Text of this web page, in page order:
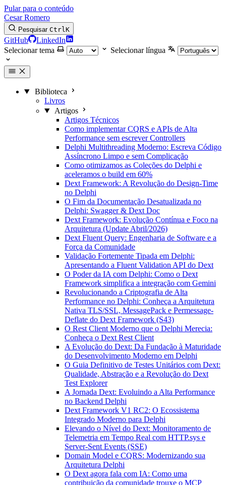
Pular para o conteúdo
Cesar Romero
Pesquisar CtrlK
GitHub
LinkedIn
Selecionar tema
Selecionar língua
Biblioteca
Livros
Artigos
Artigos Técnicos
Como implementar CQRS e APIs de Alta
Performance sem escrever Controllers
Delphi Multithreading Moderno: Escreva Código
Assíncrono Limpo e sem Complicação
Como otimizamos as Coleções do Delphi e
aceleramos o build em 60%
Dext Framework: A Revolução do Design-Time
no Delphi
O Fim da Documentação Desatualizada no
Delphi: Swagger & Dext Doc
Dext Framework: Evolução Contínua e Foco na
Arquitetura (Update Abril/2026)
Dext Fluent Query: Engenharia de Software e a
Força da Comunidade
Validação Fortemente Tipada em Delphi:
Apresentando a Fluent Validation API do Dext
O Poder da IA com Delphi: Como o Dext
Framework simplifica a integração com Gemini
Revolucionando a Criptografia de Alta
Performance no Delphi: Conheça a Arquitetura
Nativa TLS/SSL, MessagePack e Permessage-
Deflate do Dext Framework (S43)
O Rest Client Moderno que o Delphi Merecia:
Conheça o Dext Rest Client
A Evolução do Dext: Da Fundação à Maturidade
do Desenvolvimento Moderno em Delphi
O Guia Definitivo de Testes Unitários com Dext:
Qualidade, Abstração e a Revolução do Dext
Test Explorer
A Jornada Dext: Evoluindo a Alta Performance
no Backend Delphi
Dext Framework V1 RC2: O Ecossistema
Integrado Moderno para Delphi
Elevando o Nível do Dext: Monitoramento de
Telemetria em Tempo Real com HTTP.sys e
Server-Sent Events (SSE)
Domain Model e CQRS: Modernizando sua
Arquitetura Delphi
O Dext agora fala com IA: Como uma
contribuição da comunidade trouxe o MCP